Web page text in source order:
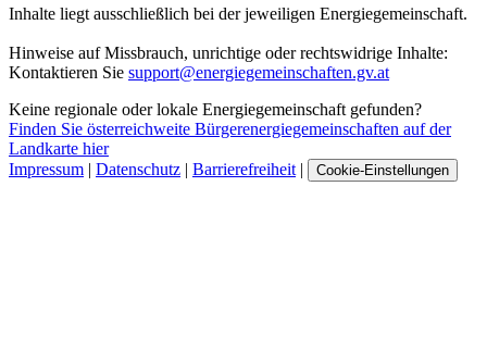
Inhalte liegt ausschließlich bei der jeweiligen Energiegemeinschaft.
Hinweise auf Missbrauch, unrichtige oder rechtswidrige Inhalte:
Kontaktieren Sie support@energiegemeinschaften.gv.at
Keine regionale oder lokale Energiegemeinschaft gefunden?
Finden Sie österreichweite Bürgerenergiegemeinschaften auf der
Landkarte hier
Impressum | Datenschutz | Barrierefreiheit | Cookie-Einstellungen